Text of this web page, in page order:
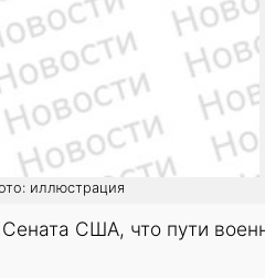
иллюстрация
США, что пути